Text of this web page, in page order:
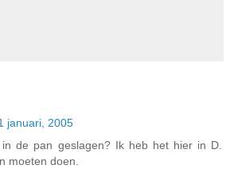
januari, 2005
de pan geslagen? Ik heb het hier in D.
moeten doen.